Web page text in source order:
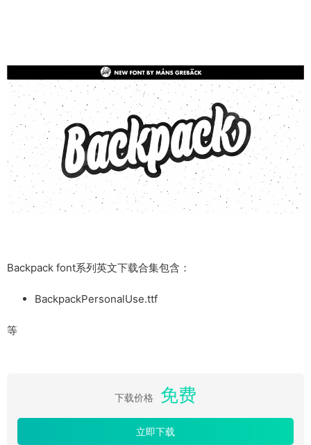
Backpack font系列英文下载合集包含：
BackpackPersonalUse.ttf
等
下载价格 免费
立即下载